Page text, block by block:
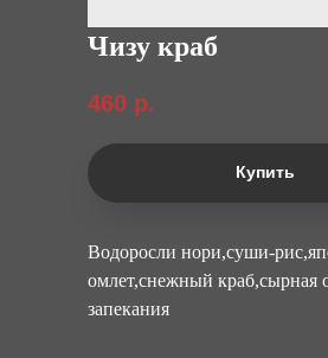
Чизу краб
460 р.
Купить
Водоросли нори,суши-
омлет,снежный краб,сырная
запекания